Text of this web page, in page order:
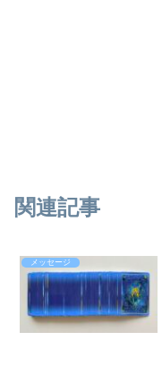
関連記事
メッセージ